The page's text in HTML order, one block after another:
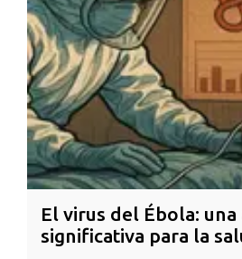
mundial se mueve al ritmo
El virus del Ébola: una
significativa para la